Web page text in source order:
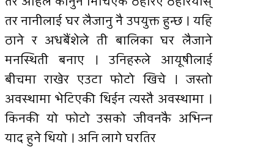
तर नानीलाई घर लैजानु नै उपयुक्त हुन्छ । यहि
ठाने र अधबैंशेले ती बालिका घर लैजाने
मनस्थिती बनाए । उनिहरुले आयूषीलाई
बीचमा राखेर एउटा फोटो खिचे । जस्तो
अवस्थामा भेटिएकी थिईन त्यस्तै अवस्थामा ।
किनकी यो फोटो उसको जीवनकै अभिन्न
याद हुने थियो । अनि लागे घरतिर